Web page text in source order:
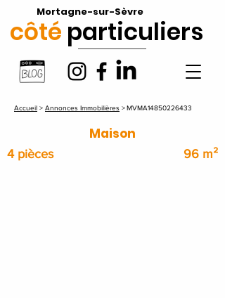
Mortagne-sur-Sèvre
côté particuliers
Accueil > Annonces Immobilières >MVMA14850226433
Maison
4 pièces 96 m²